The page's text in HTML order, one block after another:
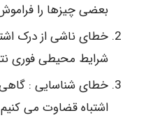
بعضی چیزها را
خطای ناشی از درک
شرایط محیطی فوری
خطای شناسایی :
اشتباه قضاوت می